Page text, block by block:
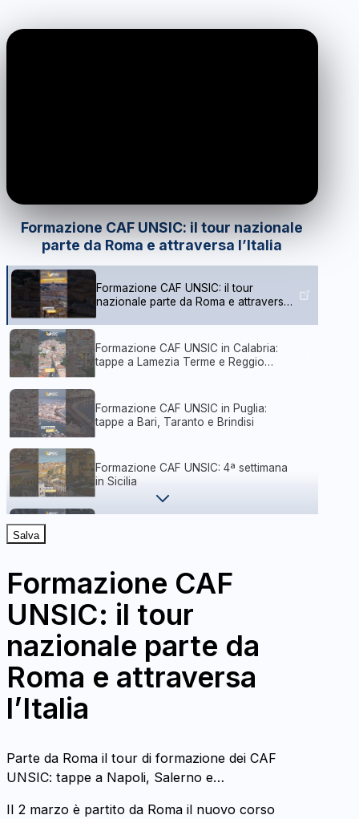
Formazione CAF UNSIC: il tour nazionale
parte da Roma e attraversa l’Italia
Formazione CAF UNSIC: il tour
nazionale parte da Roma e attraversa
Formazione CAF UNSIC in Calabria:
tappe a Lamezia Terme e Reggio
Calabria
Formazione CAF UNSIC in Puglia:
tappe a Bari, Taranto e Brindisi
Formazione CAF UNSIC: 4ª settimana
in Sicilia
Salva
Formazione CAF
UNSIC: il tour
nazionale parte da
Roma e attraversa
l’Italia
Parte da Roma il tour di formazione dei CAF
UNSIC: tappe a Napoli, Salerno e…
Il 2 marzo è partito da Roma il nuovo corso